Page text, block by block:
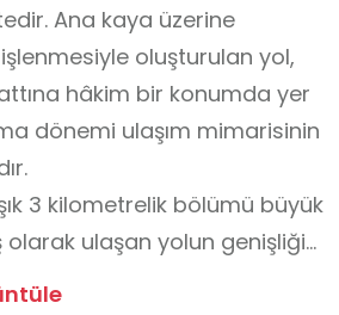
Ana kaya üzerine
oluşturulan yol,
hâkim bir konumda yer
dönemi ulaşım mimarisinin
3 kilometrelik bölümü büyük
ulaşan yolun genişliği
Yol sınırlarını